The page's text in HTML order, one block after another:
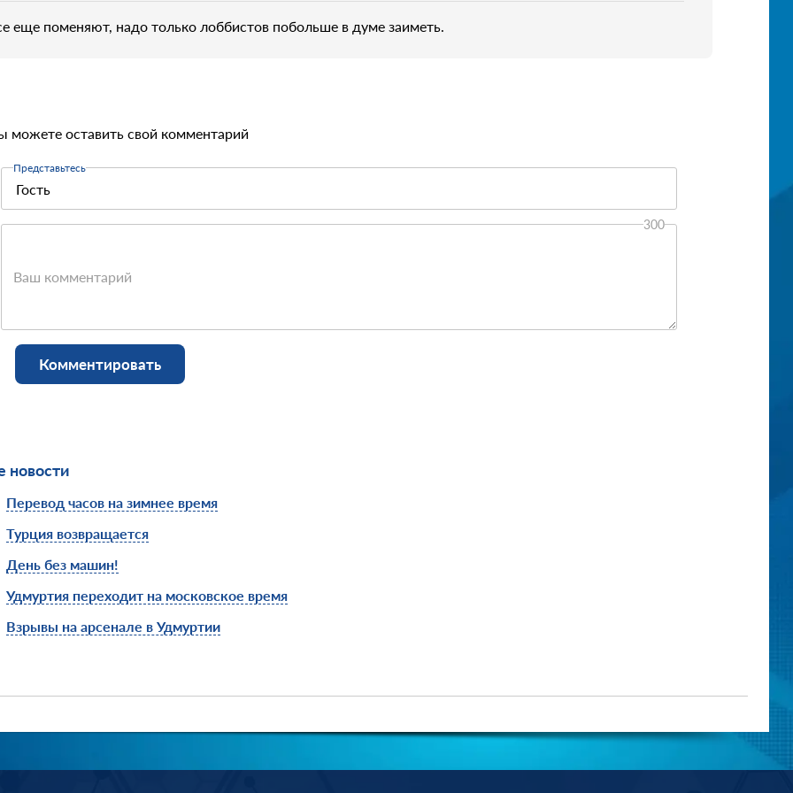
еще поменяют, надо только лоббистов побольше в думе заиметь.
можете оставить свой комментарий
Представьтесь
Ваш комментарий
300
Комментировать
новости
Перевод часов на зимнее время
Турция возвращается
День без машин!
Удмуртия переходит на московское время
Взрывы на арсенале в Удмуртии